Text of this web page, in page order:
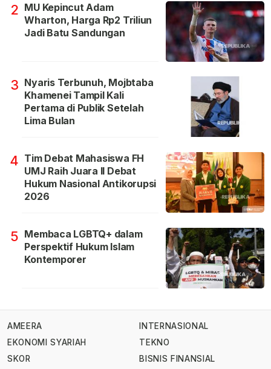
2 MU Kepincut Adam
Wharton, Harga Rp2 Triliun
Jadi Batu Sandungan
3 Nyaris Terbunuh, Mojbtaba
Khamenei Tampil Kali
Pertama di Publik Setelah
Lima Bulan
4 Tim Debat Mahasiswa FH
UMJ Raih Juara II Debat
Hukum Nasional Antikorupsi
2026
5 Membaca LGBTQ+ dalam
Perspektif Hukum Islam
Kontemporer
AMEERA
EKONOMI SYARIAH
SKOR
INTERNASIONAL
TEKNO
BISNIS FINANSIAL